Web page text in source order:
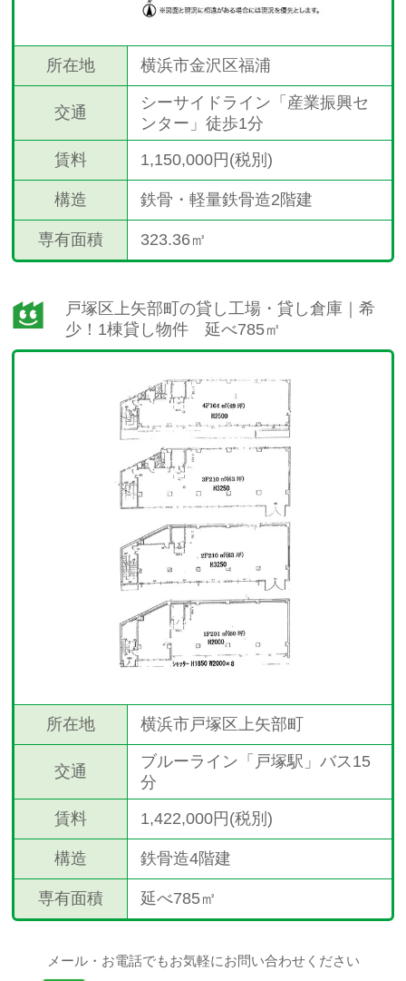
所在地
交通
横浜市金沢区福浦
シーサイドライン「産業振興セ
ンター」徒歩1分
賃料
構造
専有面積
1,150,000円(税別)
鉄骨・軽量鉄骨造2階建
323.36㎡
戸塚区上矢部町の貸し工場・貸し倉庫｜希
少！1棟貸し物件 延べ785㎡
所在地
交通
横浜市戸塚区上矢部町
ブルーライン「戸塚駅」バス15
分
賃料
構造
専有面積
1,422,000円(税別)
鉄骨造4階建
延べ785㎡
メール・お電話でもお気軽にお問い合わせください